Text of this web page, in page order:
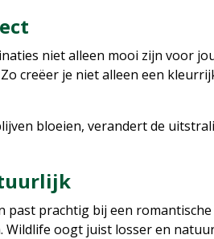
niet alleen mooi zijn voor
creëer je niet alleen een
bloeien, verandert de
past prachtig bij een
oogt juist losser en